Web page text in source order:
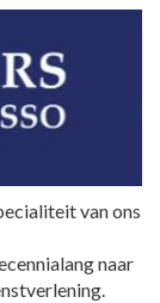
van ons
naar